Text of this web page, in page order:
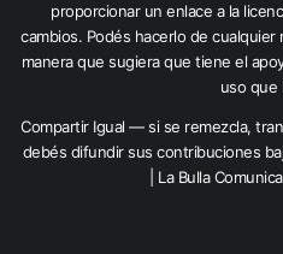
proporcionar un enlace a la
cambios. Podés hacerlo de
manera que sugiera que tiene el
uso que
Compartir Igual — si se remezcla,
debés difundir sus contribuciones
| La Bulla